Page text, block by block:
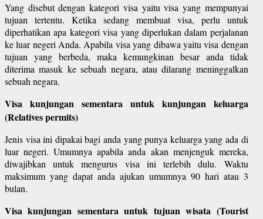
Yang disebut dengan kategori visa yaitu visa yang mempunyai
tujuan tertentu. Ketika sedang membuat visa, perlu untuk
diperhatikan apa kategori visa yang diperlukan dalam perjalanan
ke luar negeri Anda. Apabila visa yang dibawa yaitu visa dengan
tujuan yang berbeda, maka kemungkinan besar anda tidak
diterima masuk ke sebuah negara, atau dilarang meninggalkan
sebuah negara.
Visa kunjungan sementara untuk kunjungan keluarga
(Relatives permits)
Jenis visa ini dipakai bagi anda yang punya keluarga yang ada di
luar negeri. Umumnya apabila anda akan menjenguk mereka,
diwajibkan untuk mengurus visa ini terlebih dulu. Waktu
maksimum yang dapat anda ajukan umumnya 90 hari atau 3
bulan.
Visa kunjungan sementara untuk tujuan wisata (Tourist